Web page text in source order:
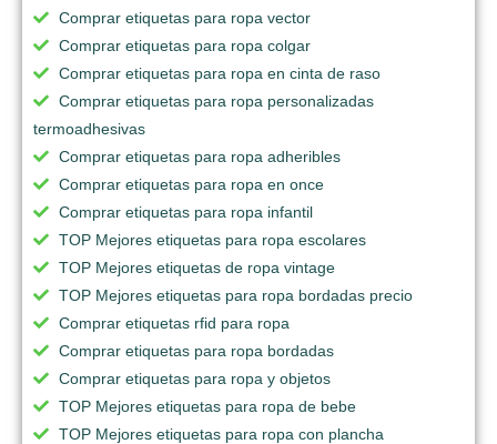
Comprar etiquetas para ropa vector
Comprar etiquetas para ropa colgar
Comprar etiquetas para ropa en cinta de raso
Comprar etiquetas para ropa personalizadas
termoadhesivas
Comprar etiquetas para ropa adheribles
Comprar etiquetas para ropa en once
Comprar etiquetas para ropa infantil
TOP Mejores etiquetas para ropa escolares
TOP Mejores etiquetas de ropa vintage
TOP Mejores etiquetas para ropa bordadas precio
Comprar etiquetas rfid para ropa
Comprar etiquetas para ropa bordadas
Comprar etiquetas para ropa y objetos
TOP Mejores etiquetas para ropa de bebe
TOP Mejores etiquetas para ropa con plancha